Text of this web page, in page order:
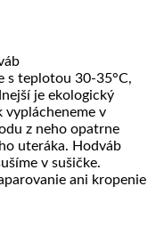
s teplotou 30-35°C,
je ekologický
vyplácheneme v
z neho opatrne
uteráka. Hodváb
v sušičke.
ani kropenie